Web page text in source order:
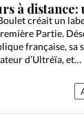
à distance:
créait un
Partie.
française, sa
d’Ultréïa, et…